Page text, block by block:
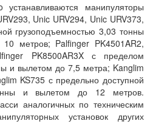
манипуляторы
Unic URV294, Unic URV373,
грузоподъемностью 3,03 тонны
метров; Palfinger PK4501AR2,
PK8500AR3X с пределом
и вылетом до 7,5 метра; Kanglim
KS735 с предельно доступной
и вылетом до 12 метров.
аналогичных по техническим
установок других